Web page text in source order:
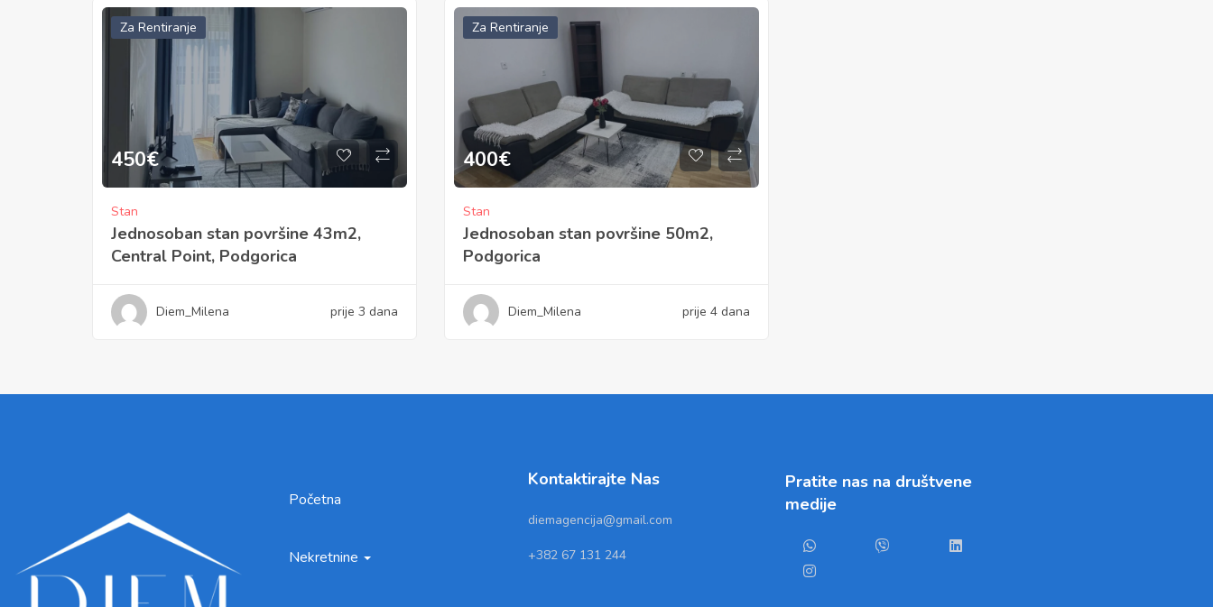
Za Rentiranje
450€
Stan
Jednosoban stan površine 43m2,
Central Point, Podgorica
Diem_Milena prije 3 dana
Za Rentiranje
400€
Stan
Jednosoban stan površine 50m2,
Podgorica
Diem_Milena prije 4 dana
Početna
Nekretnine
Kontaktirajte Nas
diemagencija@gmail.com
+382 67 131 244
Pratite nas na društvene
medije